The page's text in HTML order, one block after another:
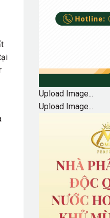
Upload Image...
Upload Image...